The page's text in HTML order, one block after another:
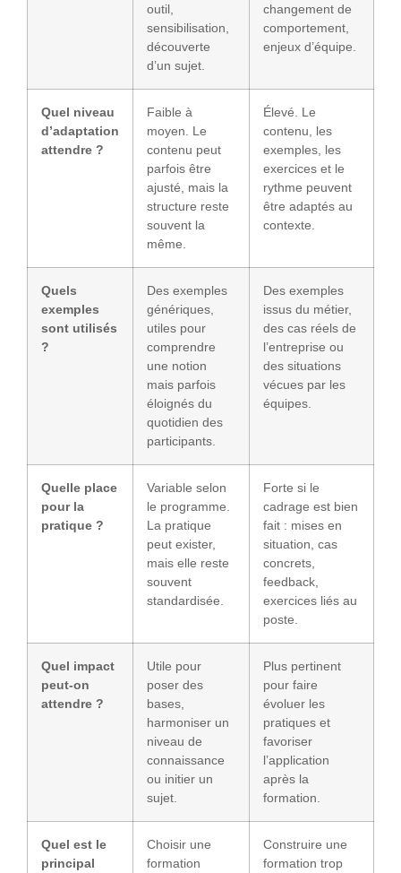
outil,
sensibilisation,
découverte
d’un sujet.
changement de
comportement,
enjeux d’équipe.
Quel niveau
d’adaptation
attendre ?
Faible à
moyen. Le
contenu peut
parfois être
ajusté, mais la
structure reste
souvent la
même.
Élevé. Le
contenu, les
exemples, les
exercices et le
rythme peuvent
être adaptés au
contexte.
Quels
exemples
sont utilisés
?
Des exemples
génériques,
utiles pour
comprendre
une notion
mais parfois
éloignés du
quotidien des
participants.
Des exemples
issus du métier,
des cas réels de
l’entreprise ou
des situations
vécues par les
équipes.
Quelle place
pour la
pratique ?
Variable selon
le programme.
La pratique
peut exister,
mais elle reste
souvent
standardisée.
Forte si le
cadrage est bien
fait : mises en
situation, cas
concrets,
feedback,
exercices liés au
poste.
Quel impact
peut-on
attendre ?
Utile pour
poser des
bases,
harmoniser un
niveau de
connaissance
ou initier un
sujet.
Plus pertinent
pour faire
évoluer les
pratiques et
favoriser
l’application
après la
formation.
Quel est le
principal
Choisir une
formation
Construire une
formation trop